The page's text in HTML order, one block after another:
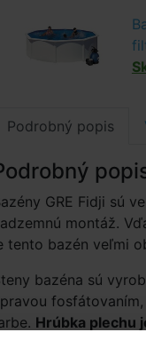
Podrobný popis
GRE Fidji sú
montáž.
tento bazén veľmi
bazéna sú
Hrúbka plechu